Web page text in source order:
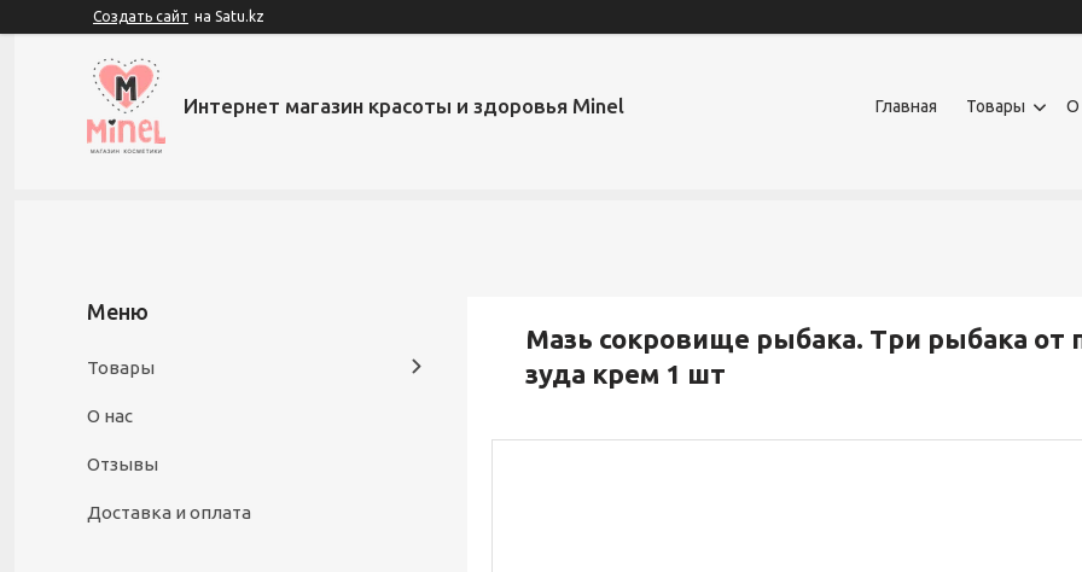
Создать сайт на Satu.kz
Интернет магазин красоты и здоровья Minel Главная Товары О
Мазь сокровище рыбака. Три рыбака от
зуда крем 1 шт
Товары
О нас
Отзывы
Доставка и оплата